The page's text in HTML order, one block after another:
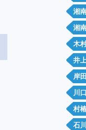
湘
湘
木
井
岸
川
村
石